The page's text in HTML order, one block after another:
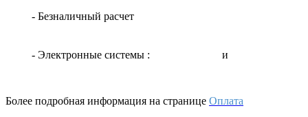
- Безналичный расчет
- Электронные системы : и
Более подробная информация на странице Оплата